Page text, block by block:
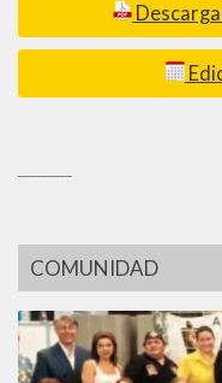
COMUNIDAD